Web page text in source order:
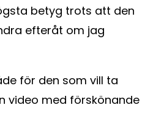
betyg trots att den
efteråt om jag
för den som vill ta
video med förskönande